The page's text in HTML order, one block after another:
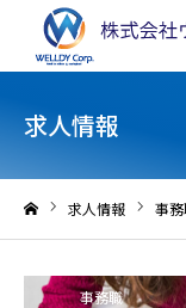
求人情報
求人情報 事
事務職